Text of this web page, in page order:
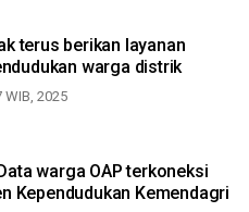
terus berikan layanan
warga distrik
WIB, 2025
warga OAP terkoneksi
Kependudukan Kemendagri